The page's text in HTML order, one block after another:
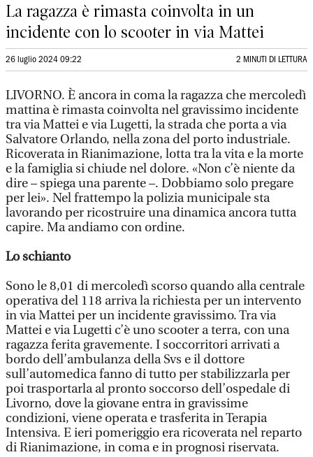
La ragazza è rimasta coinvolta in un
incidente con lo scooter in via Mattei
26 luglio 2024 09:22 2 MINUTI DI LETTURA
LIVORNO. È ancora in coma la ragazza che mercoledì
mattina è rimasta coinvolta nel gravissimo incidente
tra via Mattei e via Lugetti, la strada che porta a via
Salvatore Orlando, nella zona del porto industriale.
Ricoverata in Rianimazione, lotta tra la vita e la morte
e la famiglia si chiude nel dolore. «Non c’è niente da
dire – spiega una parente –. Dobbiamo solo pregare
per lei». Nel frattempo la polizia municipale sta
lavorando per ricostruire una dinamica ancora tutta
capire. Ma andiamo con ordine.
Lo schianto
Sono le 8,01 di mercoledì scorso quando alla centrale
operativa del 118 arriva la richiesta per un intervento
in via Mattei per un incidente gravissimo. Tra via
Mattei e via Lugetti c’è uno scooter a terra, con una
ragazza ferita gravemente. I soccorritori arrivati a
bordo dell’ambulanza della Svs e il dottore
sull’automedica fanno di tutto per stabilizzarla per
poi trasportarla al pronto soccorso dell’ospedale di
Livorno, dove la giovane entra in gravissime
condizioni, viene operata e trasferita in Terapia
Intensiva. E ieri pomeriggio era ricoverata nel reparto
di Rianimazione, in coma e in prognosi riservata.